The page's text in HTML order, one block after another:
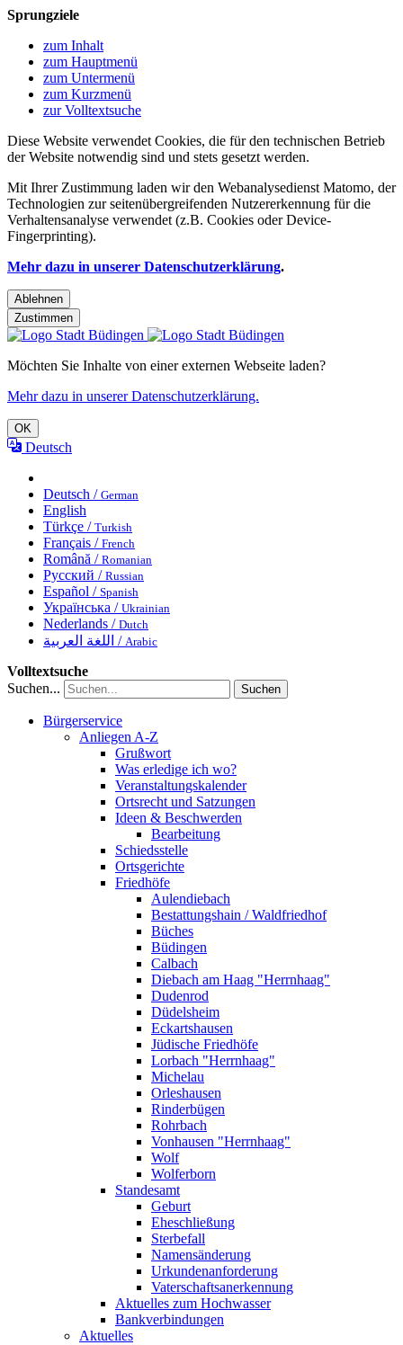
Sprungziele
zum Inhalt
zum Hauptmenü
zum Untermenü
zum Kurzmenü
zur Volltextsuche
Diese Website verwendet Cookies, die für den technischen Betrieb
der Website notwendig sind und stets gesetzt werden.
Mit Ihrer Zustimmung laden wir den Webanalysedienst Matomo, der
Technologien zur seitenübergreifenden Nutzererkennung für die
Verhaltensanalyse verwendet (z.B. Cookies oder Device-
Fingerprinting).
Mehr dazu in unserer Datenschutzerklärung.
Ablehnen
Zustimmen
Möchten Sie Inhalte von einer externen Webseite laden?
Mehr dazu in unserer Datenschutzerklärung.
OK
Deutsch
Deutsch / German
English
Türkçe / Turkish
Français / French
Română / Romanian
Русский / Russian
Español / Spanish
Українська / Ukrainian
Nederlands / Dutch
اللغة العربية / Arabic
Volltextsuche
Suchen...
Suchen
Bürgerservice
Anliegen A-Z
Grußwort
Was erledige ich wo?
Veranstaltungskalender
Ortsrecht und Satzungen
Ideen & Beschwerden
Bearbeitung
Schiedsstelle
Ortsgerichte
Friedhöfe
Aulendiebach
Bestattungshain / Waldfriedhof
Büches
Büdingen
Calbach
Diebach am Haag "Herrnhaag"
Dudenrod
Düdelsheim
Eckartshausen
Jüdische Friedhöfe
Lorbach "Herrnhaag"
Michelau
Orleshausen
Rinderbügen
Rohrbach
Vonhausen "Herrnhaag"
Wolf
Wolferborn
Standesamt
Geburt
Eheschließung
Sterbefall
Namensänderung
Urkundenanforderung
Vaterschaftsanerkennung
Aktuelles zum Hochwasser
Bankverbindungen
Aktuelles